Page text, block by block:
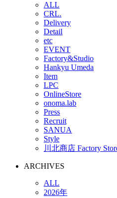
ALL
CRL.
Delivery
Detail
etc
EVENT
Factory&Studio
Hankyu Umeda
Item
LPC
OnlineStore
onoma.lab
Press
Recruit
SANUA
Style
川北商店 Factory
ARCHIVES
ALL
2026年